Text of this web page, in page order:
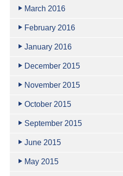
March 2016
February 2016
January 2016
December 2015
November 2015
October 2015
September 2015
June 2015
May 2015